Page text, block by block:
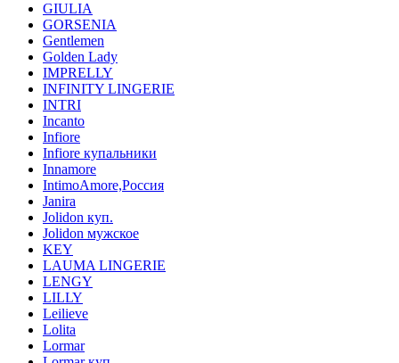
GIULIA
GORSENIA
Gentlemen
Golden Lady
IMPRELLY
INFINITY LINGERIE
INTRI
Incanto
Infiore
Infiore купальники
Innamore
IntimoAmore,Россия
Janira
Jolidon куп.
Jolidon мужское
KEY
LAUMA LINGERIE
LENGY
LILLY
Leilieve
Lolita
Lormar